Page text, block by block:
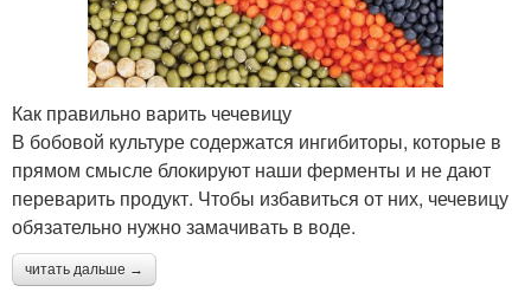
Как правильно варить чечевицу
В бобовой культуре содержатся ингибиторы, которые в
прямом смысле блокируют наши ферменты и не дают
переварить продукт. Чтобы избавиться от них, чечевицу
обязательно нужно замачивать в воде.
читать дальше →